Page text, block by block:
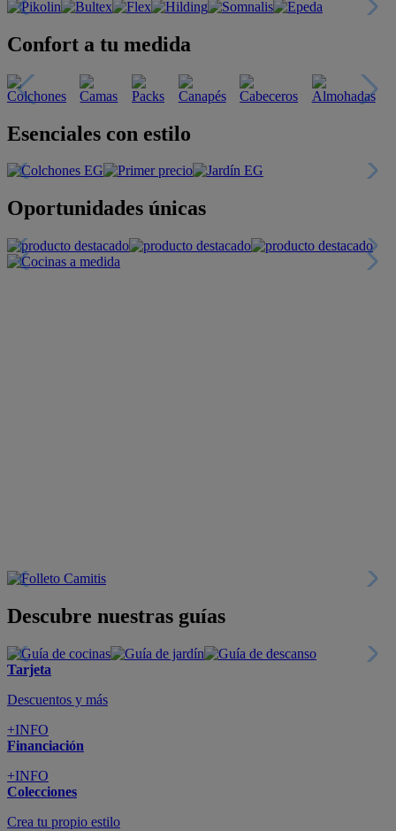
Confort a tu medida
Esenciales con estilo
Oportunidades únicas
Descubre nuestras guías
Tarjeta
Descuentos y más
+INFO
Financiación
+INFO
Colecciones
Crea tu propio estilo